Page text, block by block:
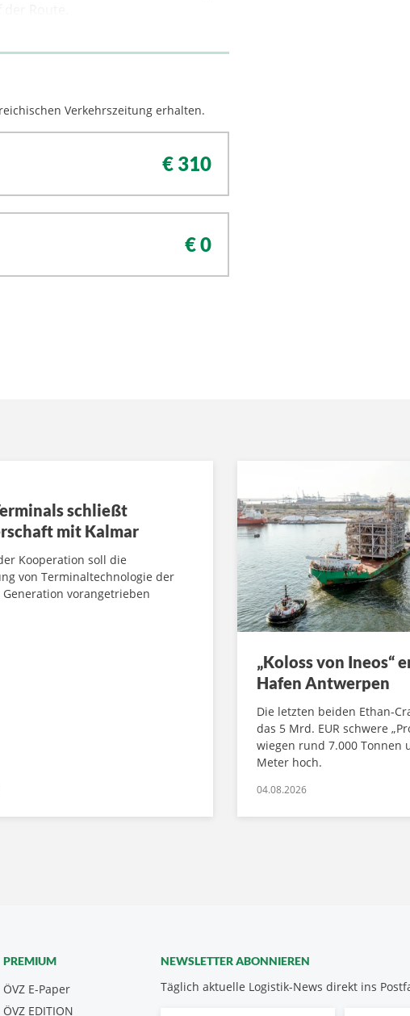
Verkehrszeitung erhalten.
€ 310
€ 0
schließt
mit Kalmar
Kooperation soll die
von Terminaltechnologie der
Generation vorangetrieben
„Koloss von Ineos“
Hafen Antwerpen
Die letzten beiden Ethan-
das 5 Mrd. EUR schwere
wiegen rund 7.000 Tonnen
Meter hoch.
04.08.2026
NEWSLETTER ABONNIEREN
Täglich aktuelle Logistik-News direkt ins
PREMIUM
ÖVZ E-Paper
ÖVZ EDITION